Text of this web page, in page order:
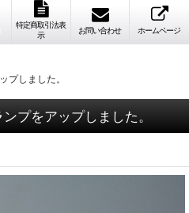
特定商取引法表
示
お問い合わせ ホームページ
プしました。
プをアップしました。